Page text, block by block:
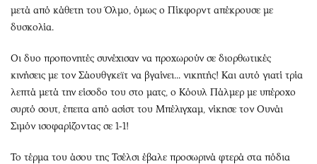
μετά από κάθετη του Όλμο, όμως ο Πίκφορντ απέκρουσε με
δυσκολία.
Οι δυο προπονητές συνέχισαν να προχωρούν σε διορθωτικές
κινήσεις με τον Σάουθγκεϊτ να βγαίνει... νικητής! Και αυτό γιατί τρία
λεπτά μετά την είσοδο του στο ματς, ο Κόουλ Πάλμερ με υπέροχο
συρτό σουτ, έπειτα από ασίστ του Μπέλιγχαμ, νίκησε τον Ουνάι
Σιμόν ισοφαρίζοντας σε 1-1!
Το τέρμα του άσου της Τσέλσι έβαλε προσωρινά φτερά στα πόδια